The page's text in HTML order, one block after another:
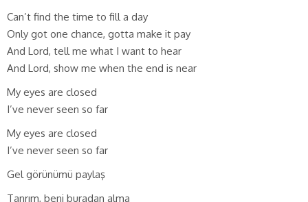
Can’t find the time to fill a day
Only got one chance, gotta make it pay
And Lord, tell me what I want to hear
And Lord, show me when the end is near
My eyes are closed
I’ve never seen so far
My eyes are closed
I’ve never seen so far
Gel görünümü paylaş
Tanrım, beni buradan alma